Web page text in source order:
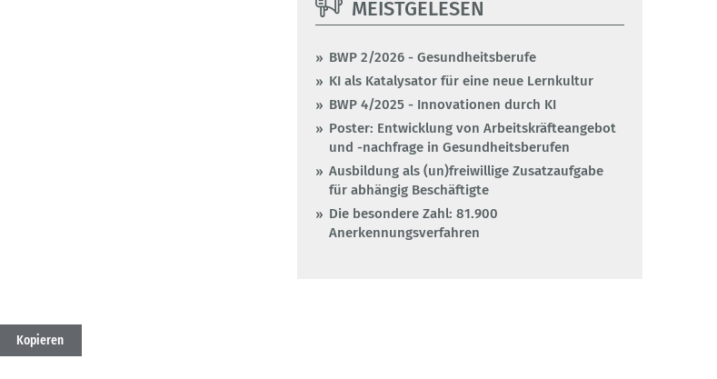
Kopieren
MEISTGELESEN
BWP 2/2026 - Gesundheitsberufe
KI als Katalysator für eine neue Lernkultur
BWP 4/2025 - Innovationen durch KI
Poster: Entwicklung von Arbeitskräfteangebot
und -nachfrage in Gesundheitsberufen
Ausbildung als (un)freiwillige Zusatzaufgabe
für abhängig Beschäftigte
Die besondere Zahl: 81.900
Anerkennungsverfahren